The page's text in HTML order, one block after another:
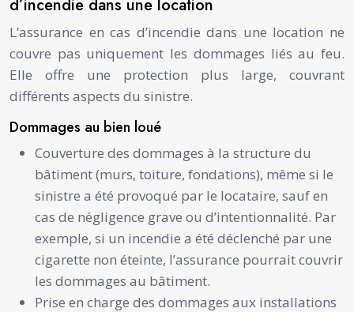
d’incendie dans une location
L’assurance en cas d’incendie dans une location ne
couvre pas uniquement les dommages liés au feu.
Elle offre une protection plus large, couvrant
différents aspects du sinistre.
Dommages au bien loué
Couverture des dommages à la structure du
bâtiment (murs, toiture, fondations), même si le
sinistre a été provoqué par le locataire, sauf en
cas de négligence grave ou d’intentionnalité. Par
exemple, si un incendie a été déclenché par une
cigarette non éteinte, l’assurance pourrait couvrir
les dommages au bâtiment.
Prise en charge des dommages aux installations